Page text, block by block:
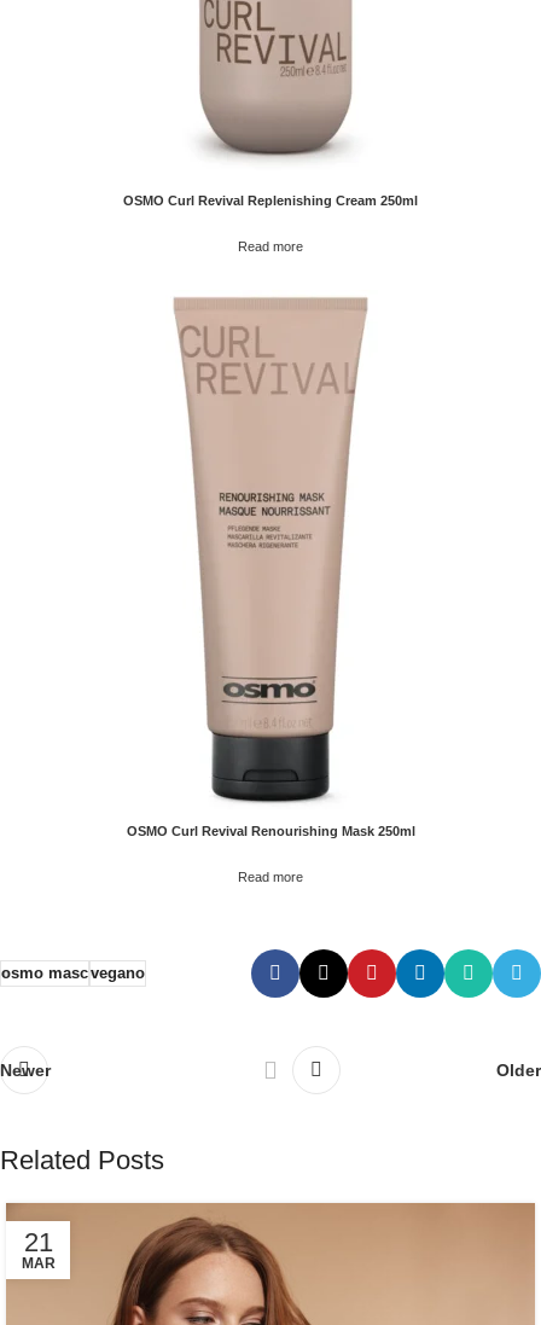
OSMO Curl Revival Replenishing Cream 250ml
Read more
OSMO Curl Revival Renourishing Mask 250ml
Read more
osmo mascvegano
Newer Older
Related Posts
21
MAR